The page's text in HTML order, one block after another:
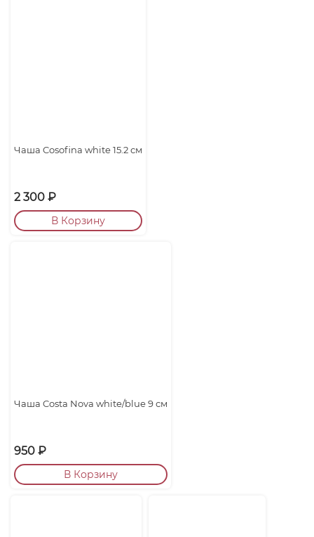
Чаша Cosofina white 15.2 см
2 300 ₽
В Корзину
Чаша Costa Nova white/blue 9 см
950 ₽
В Корзину